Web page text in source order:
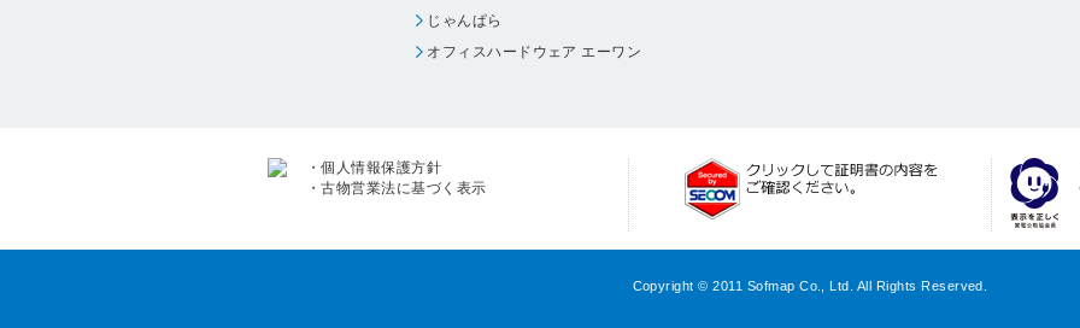
じゃんぱら
オフィスハードウェア エーワン
・個人情報保護方針
・古物営業法に基づく表示
Copyright © 2011 Sofmap Co., Ltd. All Rights Reserved.